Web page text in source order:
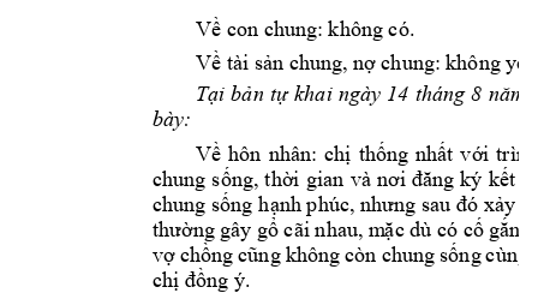
Về con chung: không có.
Về tài sản chung, nợ chung: không y
Tại bản tự khai ngày 14 tháng 8 năm
bày:
Về hôn nhân: chị thống nhất với
chung sống, thời gian và nơi đăng ký kết
chung sống hạnh phúc, nhưng sau đó xảy
thường gây gổ cãi nhau, mặc dù có cố g
vợ chồng cũng không còn chung sống cùng
chị đồng ý.